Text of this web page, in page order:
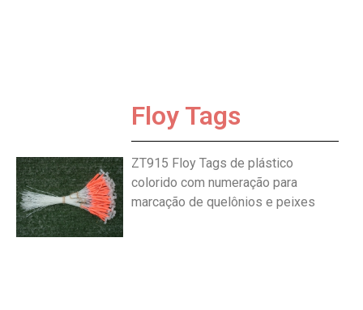
Floy Tags
ZT915 Floy Tags de plástico
colorido com numeração para
marcação de quelônios e peixes